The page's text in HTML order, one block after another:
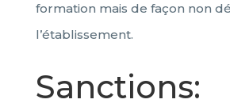
formation mais de façon non
l’établissement.
Sanctions: